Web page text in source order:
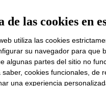
de las cookies en
utiliza las cookies
su navegador para que
algunas partes del sitio no
saber, cookies funcionales, de
una experiencia